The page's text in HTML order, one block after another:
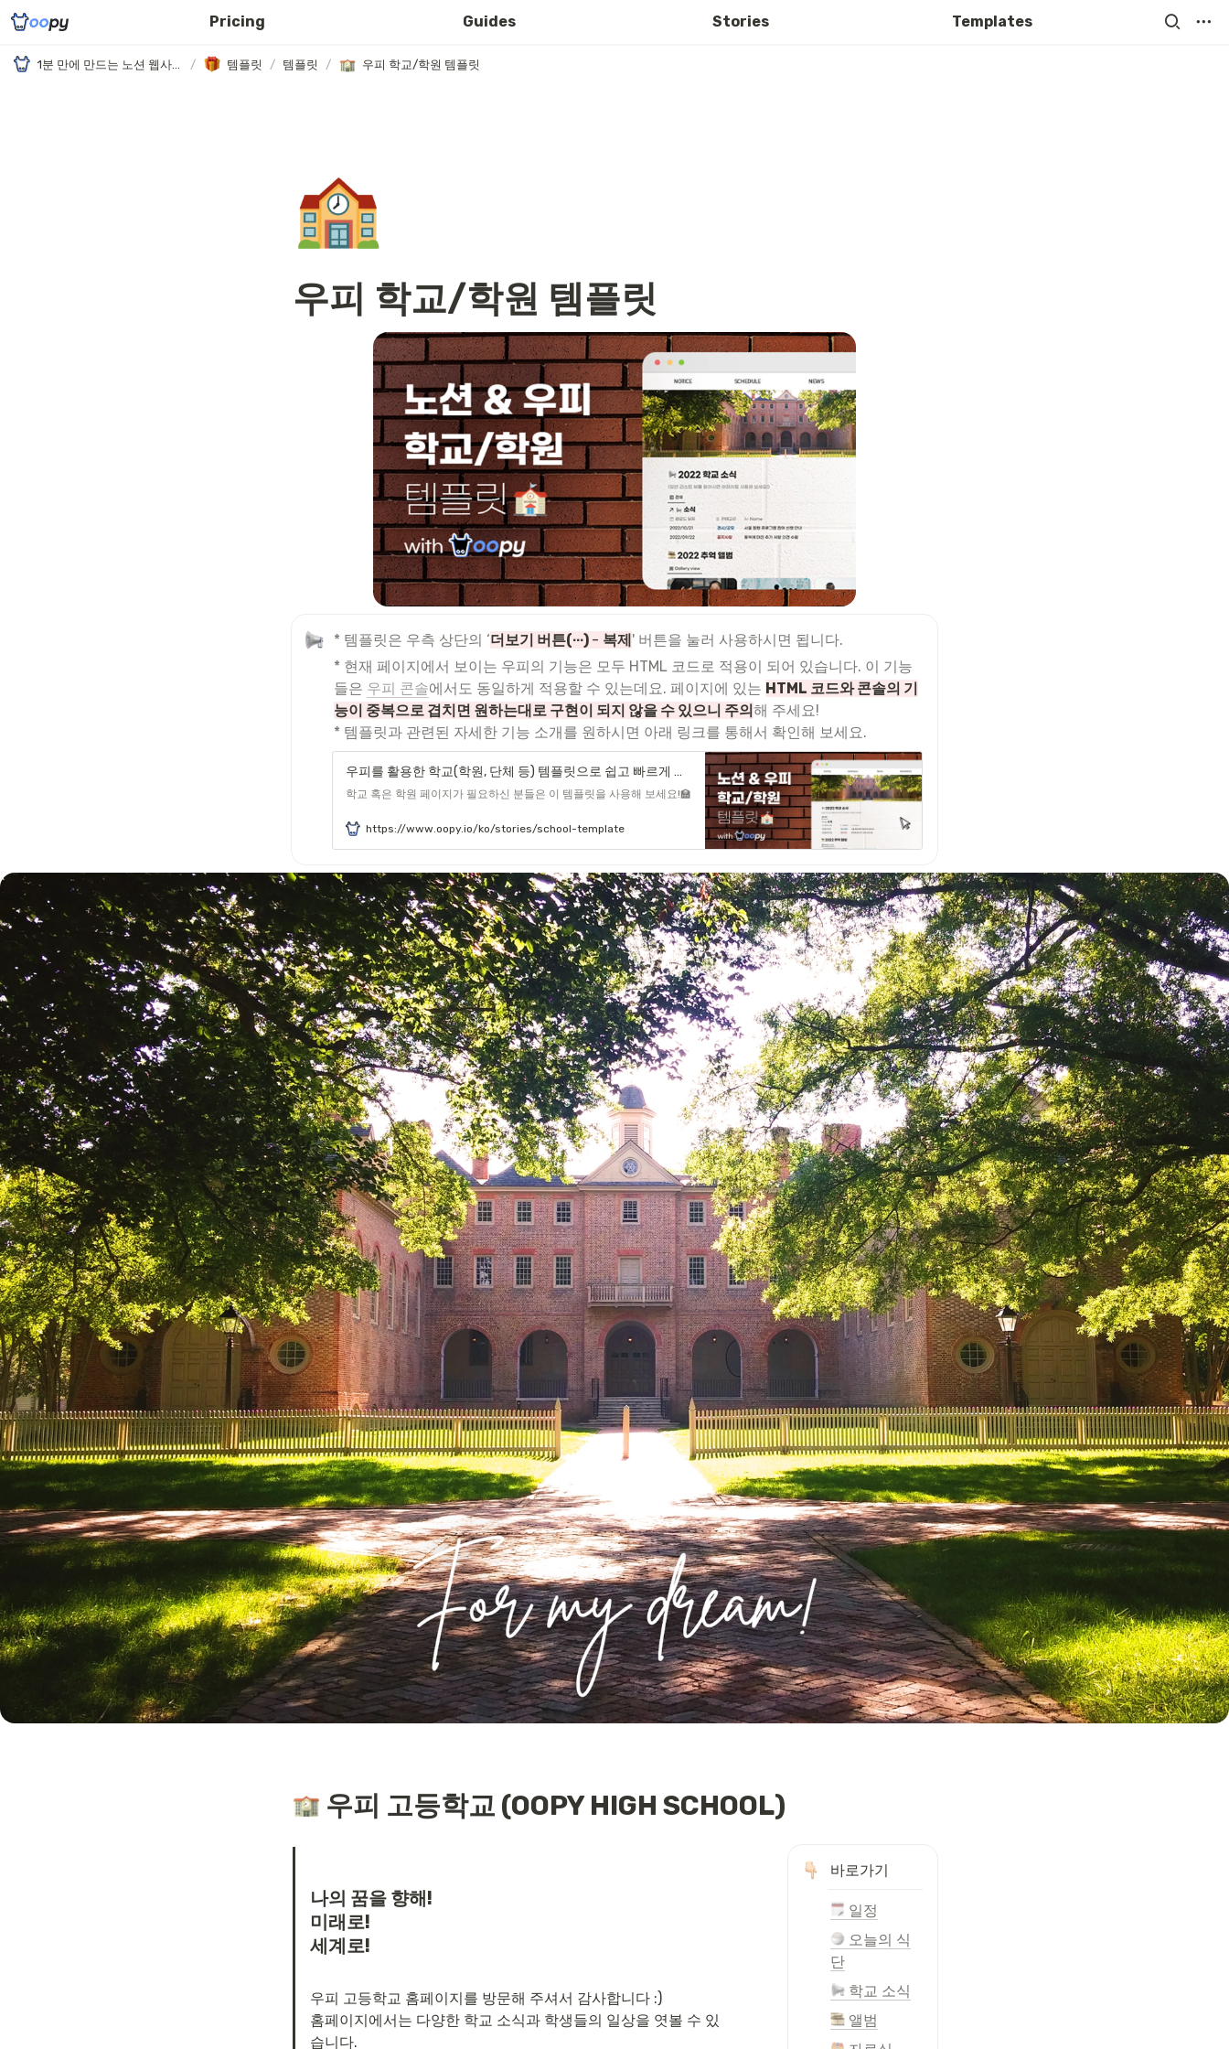
Pricing Guides Stories Templates
/ 템플릿 / 템플릿 / 우피 학교/학원 템플릿
🏫
우피 학교/학원 템플릿
* 템플릿은 우측 상단의 ‘더보기 버튼(∙∙∙) - 복제' 버튼을 눌러 사용하시면 됩니다.
* 현재 페이지에서 보이는 우피의 기능은 모두 HTML 코드로 적용이 되어 있습니다. 이 기능
들은 우피 콘솔에서도 동일하게 적용할 수 있는데요. 페이지에 있는 HTML 코드와 콘솔의 기
능이 중복으로 겹치면 원하는대로 구현이 되지 않을 수 있으니 주의해 주세요!
* 템플릿과 관련된 자세한 기능 소개를 원하시면 아래 링크를 통해서 확인해 보세요.
우피를 활용한 학교(학원, 단체 등) 템플릿으로 쉽고 빠르게 페이지를 만들어보세요!
학교 혹은 학원 페이지가 필요하신 분들은 이 템플릿을 사용해 보세요!🏫
https://www.oopy.io/ko/stories/school-template
우피 고등학교 (OOPY HIGH SCHOOL)
나의 꿈을 향해!
미래로!
세계로!
우피 고등학교 홈페이지를 방문해 주셔서 감사합니다 :)
홈페이지에서는 다양한 학교 소식과 학생들의 일상을 엿볼 수 있
습니다.
바로가기
일정
오늘의 식
단
학교 소식
앨범